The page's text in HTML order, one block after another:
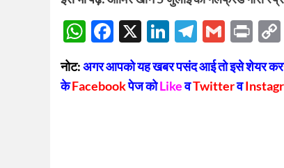
WhatsApp
Facebook
X LinkedIn
Telegram
Gmail
नोट:अगर आपको यह खबर पसंद आई तो इसे शेयर
केFacebookपेज कोLikeवTwitterव